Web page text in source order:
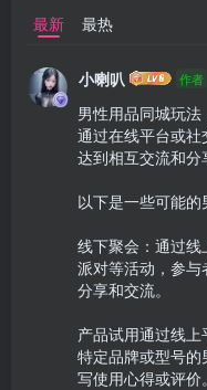
最新 最热
小喇叭 作者
男性用品同城玩
通过在线平台或
达到相互交流和分
以下是一些可能的
线下聚会：通过线
派对等活动，参
分享和交流。
产品试用通过线
特定品牌或型号
写使用心得或评价。